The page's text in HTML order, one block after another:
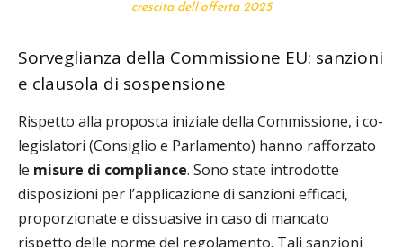
crescita dell’offerta 2025
Sorveglianza della Commissione EU: sanzioni
e clausola di sospensione
Rispetto alla proposta iniziale della Commissione, i co-
legislatori (Consiglio e Parlamento) hanno rafforzato
le misure di compliance. Sono state introdotte
disposizioni per l’applicazione di sanzioni efficaci,
proporzionate e dissuasive in caso di mancato
rispetto delle norme del regolamento. Tali sanzioni